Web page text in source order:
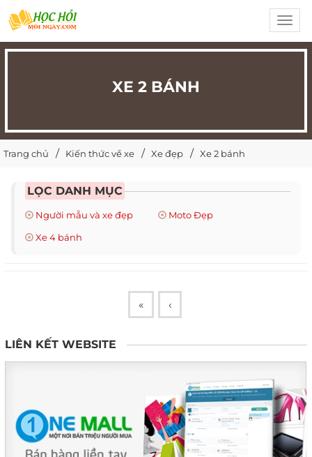
XE 2 BÁNH
Trang chủ Kiến thức về xe Xe đẹp Xe 2 bánh
LỌC DANH MỤC
Người mẫu và xe đẹp
Moto Đẹp
Xe 4 bánh
« ‹
LIÊN KẾT WEBSITE